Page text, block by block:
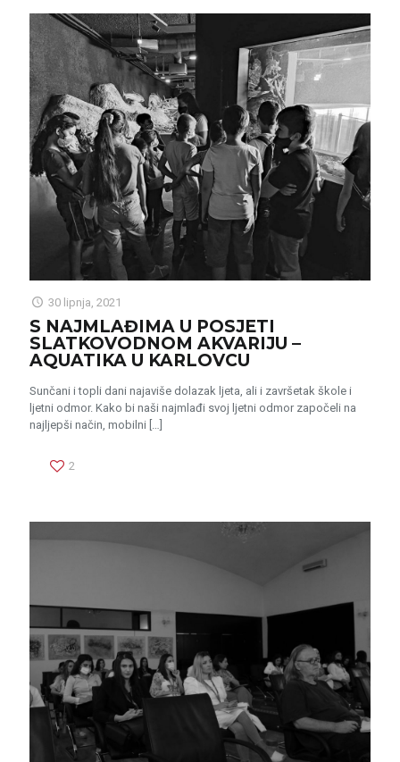
30 lipnja, 2021
S NAJMLAĐIMA U POSJETI
SLATKOVODNOM AKVARIJU –
AQUATIKA U KARLOVCU
Sunčani i topli dani najaviše dolazak ljeta, ali i završetak škole i
ljetni odmor. Kako bi naši najmlađi svoj ljetni odmor započeli na
najljepši način, mobilni […]
2